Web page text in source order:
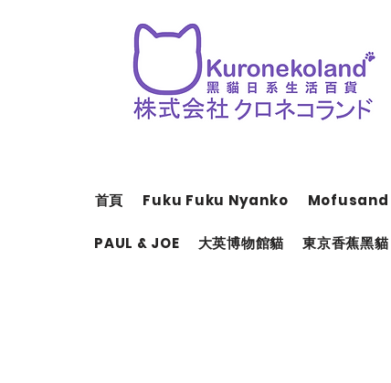
首頁 Fuku Fuku Nyanko Mofusand
PAUL & JOE 大英博物館貓 東京香蕉黑貓